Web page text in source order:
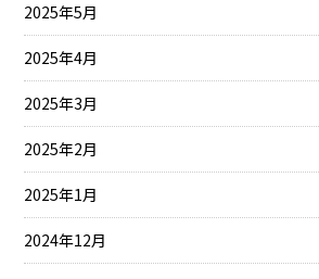
2025年5月
2025年4月
2025年3月
2025年2月
2025年1月
2024年12月